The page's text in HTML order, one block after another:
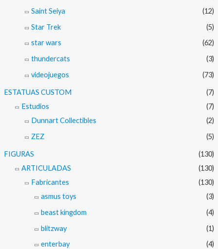
Saint Seiya
(12)
Star Trek
(5)
star wars
(62)
thundercats
(3)
videojuegos
(73)
ESTATUAS CUSTOM
(7)
Estudios
(7)
Dunnart Collectibles
(2)
ZEZ
(5)
FIGURAS
(130)
ARTICULADAS
(130)
Fabricantes
(130)
asmus toys
(3)
beast kingdom
(4)
blitzway
(1)
enterbay
(4)